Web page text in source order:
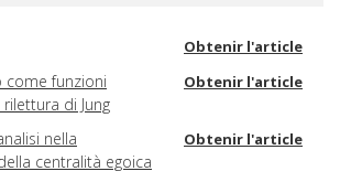
Obtenir l'article
come funzioni
di Jung
Obtenir l'article
nella
centralità egoica
Obtenir l'article